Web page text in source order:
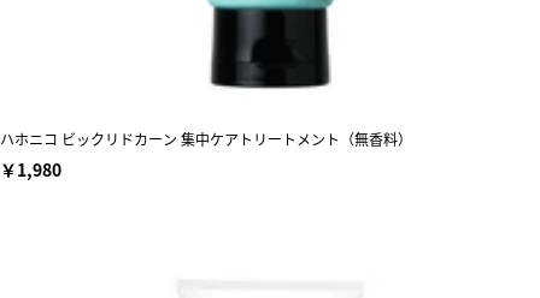
ハホニコ ビックリドカーン 集中ケアトリートメント（無香料）
￥1,980